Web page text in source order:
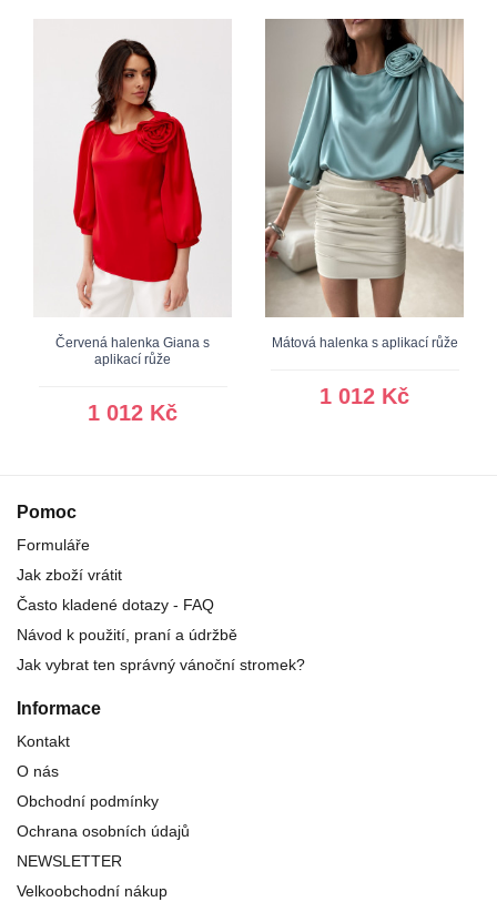
Červená halenka Giana s
aplikací růže
1 012 Kč
Mátová halenka s aplikací růže
1 012 Kč
Pomoc
Formuláře
Jak zboží vrátit
Často kladené dotazy - FAQ
Návod k použití, praní a údržbě
Jak vybrat ten správný vánoční stromek?
Informace
Kontakt
O nás
Obchodní podmínky
Ochrana osobních údajů
NEWSLETTER
Velkoobchodní nákup